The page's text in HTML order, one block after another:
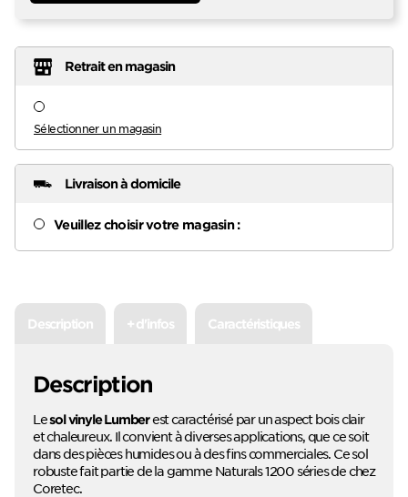
Retrait en magasin
Sélectionner un magasin
Livraison à domicile
Veuillez choisir votre magasin :
Description + d'infos Caractéristiques
Description
Lesol vinyle Lumberest caractérisé par un aspect bois clair
et chaleureux. Il convient à diverses applications, que ce soit
dans des pièces humides ou à des fins commerciales. Ce sol
robuste fait partie de la gamme Naturals 1200 séries de chez
Coretec.